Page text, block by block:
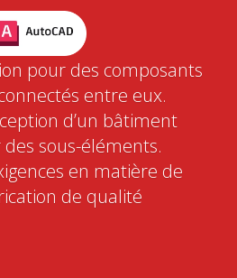
pour des composants
entre eux.
d’un bâtiment
sous-éléments.
en matière de
de qualité